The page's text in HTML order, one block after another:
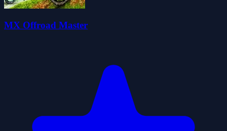
MX Offroad Master